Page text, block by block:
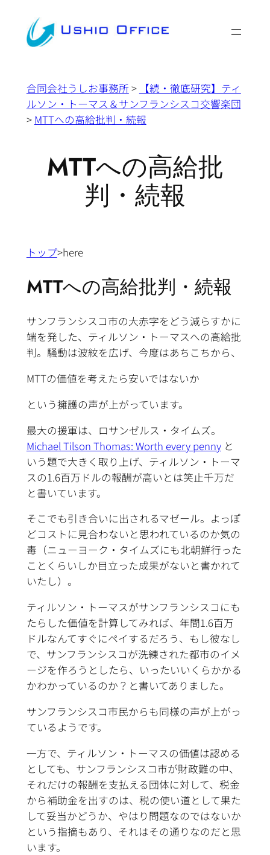
合同会社うしお事務所 >
【続・徹底研究】ティ
ルソン・トーマス＆サンフランシスコ交響楽団
> MTTへの高給批判・続報
MTTへの高給批
判・続報
トップ>here
MTTへの高給批判・続報
サンフランシスコ市の大赤字をどう減らすかに
端を発した、ティルソン・トーマスへの高給批
判。騒動は波紋を広げ、今度はあちこちから、
MTTの価値を考えたら安いではないか
という擁護の声が上がっています。
最大の援軍は、ロサンゼルス・タイムズ。
Michael Tilson Thomas: Worth every pennyと
いう題で大きく取り上げ、ティルソン・トーマ
スの1.6百万ドルの報酬が高いとは笑止千万だ
と書いています。
そこでも引き合いに出されるマゼール。よっぽ
どコストに見合わないと思われているのか気の
毒（ニューヨーク・タイムズにも北朝鮮行った
ことくらいしか目立った成果がないと書かれて
いたし）。
ティルソン・トーマスがサンフランシスコにも
たらした価値を計算してみれば、年間1.6百万
ドルなんてすぐにペイするだろう、もし彼なし
で、サンフランシスコが洗練された都市のイメ
ージを作ろうとしたら、いったいいくらかかる
かわかっているのか？と書いてありました。
サンフランシスコ市民からも同様の声が上がっ
ているようです。
一方で、ティルソン・トーマスの価値は認める
としても、サンフランシスコ市が財政難の中、
それだけの報酬を支払える団体に対して、税金
から補助金を出すのは、税の使い道として果た
して妥当かどうか、やはり問題なのではないか
という指摘もあり、それはその通りなのだと思
います。